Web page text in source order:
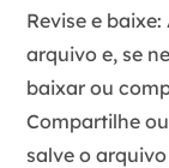
Revise e baixe:
arquivo e, se
baixar ou
Compartilhe
salve o